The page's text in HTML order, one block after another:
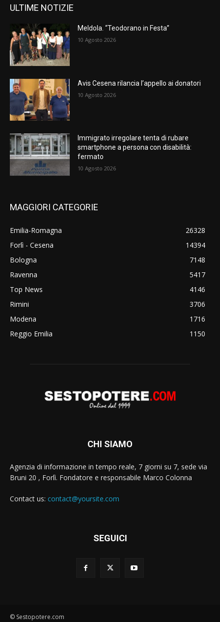
ULTIME NOTIZIE
Meldola. “Teodorano in Festa”
10 Agosto 2026
Avis Cesena rilancia l’appello ai donatori
10 Agosto 2026
Immigrato irregolare tenta di rubare
smartphone a persona con disabilità:
fermato
10 Agosto 2026
MAGGIORI CATEGORIE
Emilia-Romagna
26328
Forlì - Cesena
14394
Bologna
7148
Ravenna
5417
Top News
4146
Rimini
3706
Modena
1716
Reggio Emilia
1150
CHI SIAMO
Agenzia di informazione in tempo reale, 7 giorni su 7, sede via
Bruni 20 , Forlì. Fondatore e responsabile Marco Colonna
Contact us: contact@yoursite.com
SEGUICI
© Sestopotere.com